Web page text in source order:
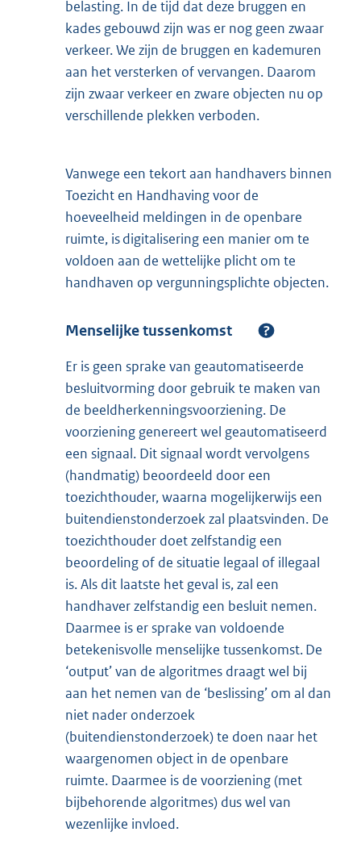
belasting. In de tijd dat deze bruggen en
kades gebouwd zijn was er nog geen zwaar
verkeer. We zijn de bruggen en kademuren
aan het versterken of vervangen. Daarom
zijn zwaar verkeer en zware objecten nu op
verschillende plekken verboden.
Vanwege een tekort aan handhavers binnen
Toezicht en Handhaving voor de
hoeveelheid meldingen in de openbare
ruimte, is digitalisering een manier om te
voldoen aan de wettelijke plicht om te
handhaven op vergunningsplichte objecten.
Menselijke tussenkomst
Er is geen sprake van geautomatiseerde
besluitvorming door gebruik te maken van
de beeldherkenningsvoorziening. De
voorziening genereert wel geautomatiseerd
een signaal. Dit signaal wordt vervolgens
(handmatig) beoordeeld door een
toezichthouder, waarna mogelijkerwijs een
buitendienstonderzoek zal plaatsvinden. De
toezichthouder doet zelfstandig een
beoordeling of de situatie legaal of illegaal
is. Als dit laatste het geval is, zal een
handhaver zelfstandig een besluit nemen.
Daarmee is er sprake van voldoende
betekenisvolle menselijke tussenkomst. De
‘output’ van de algoritmes draagt wel bij
aan het nemen van de ‘beslissing’ om al dan
niet nader onderzoek
(buitendienstonderzoek) te doen naar het
waargenomen object in de openbare
ruimte. Daarmee is de voorziening (met
bijbehorende algoritmes) dus wel van
wezenlijke invloed.